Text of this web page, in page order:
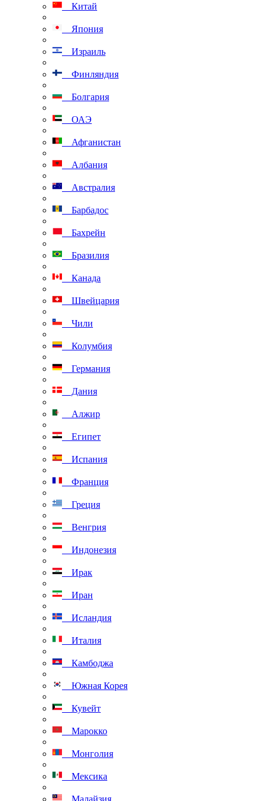
Китай
Япония
Израиль
Финляндия
Болгария
ОАЭ
Афганистан
Албания
Австралия
Барбадос
Бахрейн
Бразилия
Канада
Швейцария
Чили
Колумбия
Германия
Дания
Алжир
Египет
Испания
Франция
Греция
Венгрия
Индонезия
Ирак
Иран
Исландия
Италия
Камбоджа
Южная Корея
Кувейт
Марокко
Монголия
Мексика
Малайзия